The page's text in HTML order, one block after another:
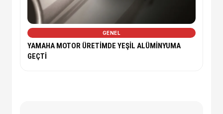
GENEL
YAMAHA MOTOR ÜRETİMDE YEŞİL ALÜMİNYUMA
GEÇTİ